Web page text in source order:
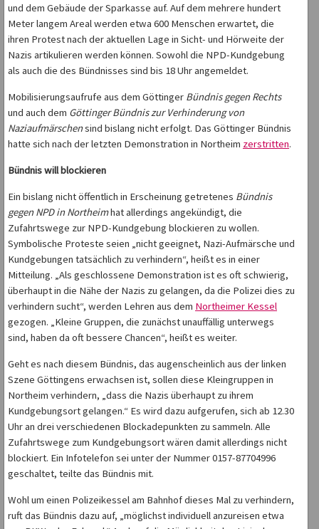
und dem Gebäude der Sparkasse auf. Auf dem mehrere hundert
Meter langem Areal werden etwa 600 Menschen erwartet, die
ihren Protest nach der aktuellen Lage in Sicht- und Hörweite der
Nazis artikulieren werden können. Sowohl die NPD-Kundgebung
als auch die des Bündnisses sind bis 18 Uhr angemeldet.
Mobilisierungsaufrufe aus dem Göttinger Bündnis gegen Rechts
und auch dem Göttinger Bündnis zur Verhinderung von
Naziaufmärschensind bislang nicht erfolgt. Das Göttinger Bündnis
hatte sich nach der letzten Demonstration in Northeim zerstritten.
Bündnis will blockieren
Ein bislang nicht öffentlich in Erscheinung getretenes Bündnis
gegen NPD in Northeimhat allerdings angekündigt, die
Zufahrtswege zur NPD-Kundgebung blockieren zu wollen.
Symbolische Proteste seien „nicht geeignet, Nazi-Aufmärsche und
Kundgebungen tatsächlich zu verhindern“, heißt es in einer
Mitteilung. „Als geschlossene Demonstration ist es oft schwierig,
überhaupt in die Nähe der Nazis zu gelangen, da die Polizei dies zu
verhindern sucht“, werden Lehren aus dem Northeimer Kessel
gezogen. „Kleine Gruppen, die zunächst unauffällig unterwegs
sind, haben da oft bessere Chancen“, heißt es weiter.
Geht es nach diesem Bündnis, das augenscheinlich aus der linken
Szene Göttingens erwachsen ist, sollen diese Kleingruppen in
Northeim verhindern, „dass die Nazis überhaupt zu ihrem
Kundgebungsort gelangen.“ Es wird dazu aufgerufen, sich ab 12.30
Uhr an drei verschiedenen Blockadepunkten zu sammeln. Alle
Zufahrtswege zum Kundgebungsort wären damit allerdings nicht
blockiert. Ein Infotelefon sei unter der Nummer 0157-87704996
geschaltet, teilte das Bündnis mit.
Wohl um einen Polizeikessel am Bahnhof dieses Mal zu verhindern,
ruft das Bündnis dazu auf, „möglichst individuell anzureisen etwa